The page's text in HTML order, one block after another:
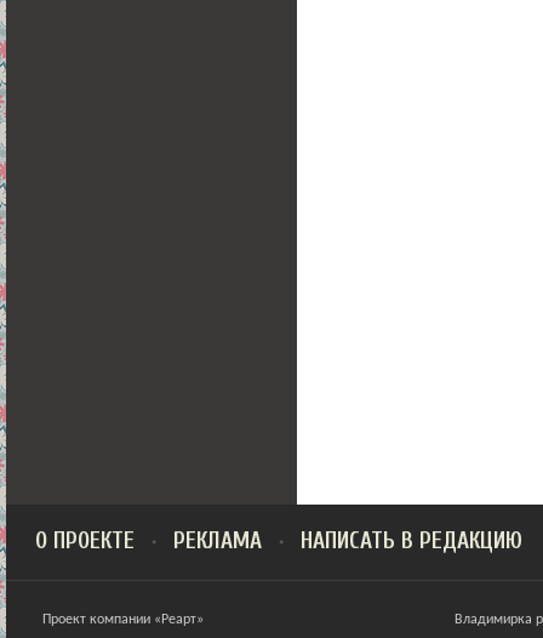
О ПРОЕКТЕ РЕКЛАМА НАПИСАТЬ В РЕДАКЦИЮ
Проект компании «Реарт» Владимирка